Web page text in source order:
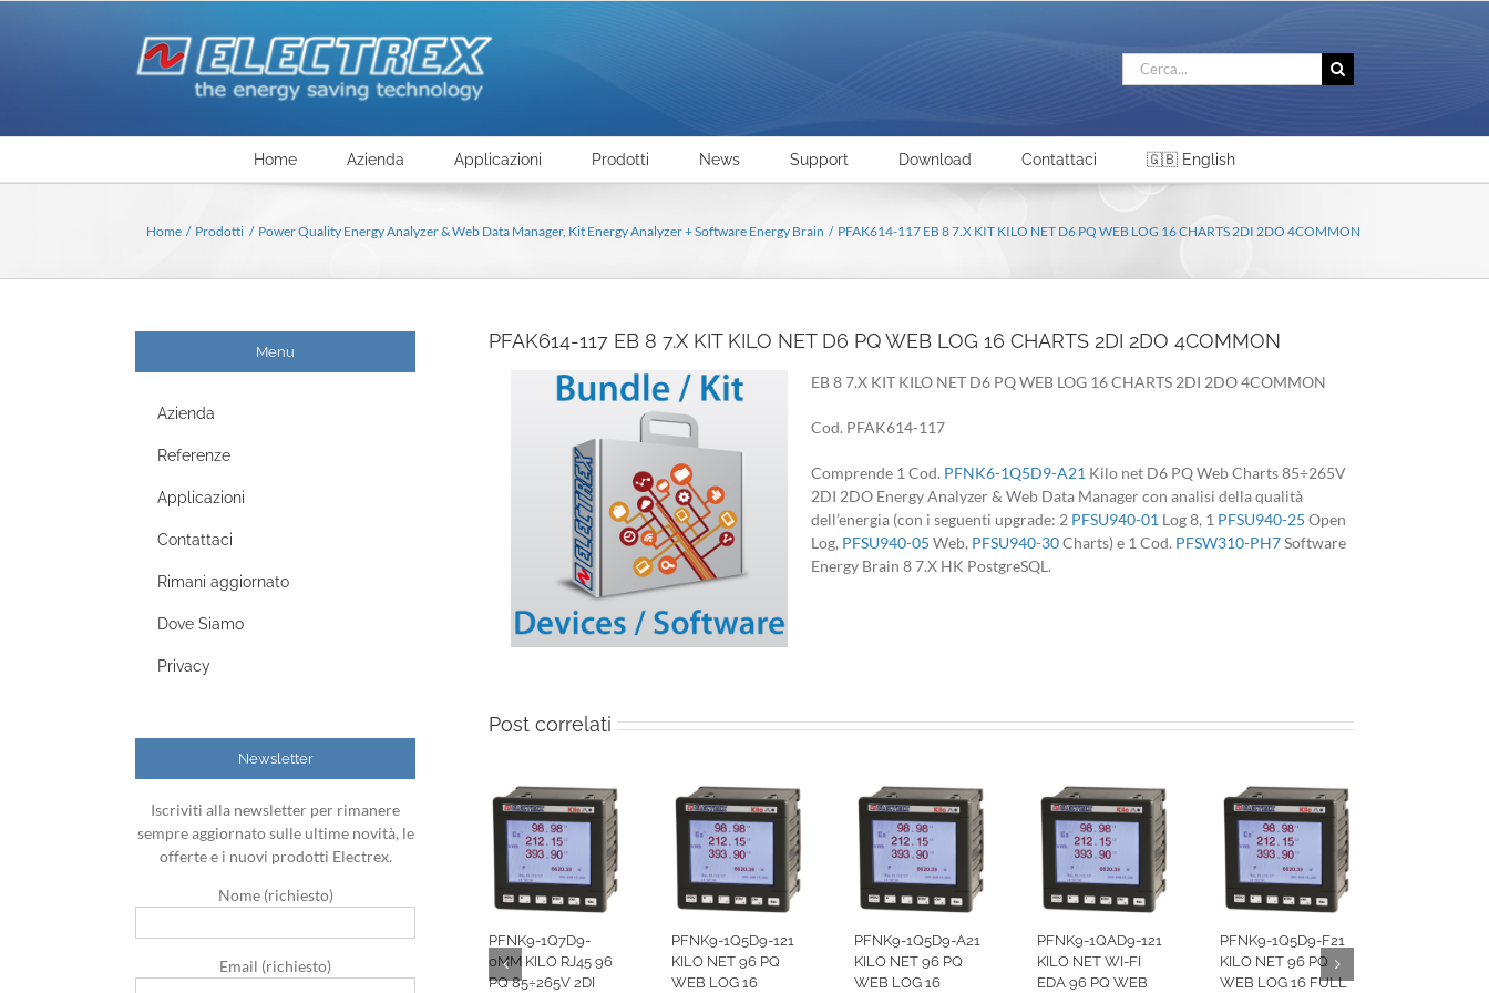
Cerca
per:
Home Azienda Applicazioni Prodotti News Support Download Contattaci 🇬🇧 English
Home Prodotti Power Quality Energy Analyzer & Web Data Manager Kit Energy Analyzer + Software Energy Brain PFAK614-117 EB 8 7.X KIT KILO NET D6 PQ WEB LOG 16 CHARTS 2DI 2DO 4COMMON
PFAK614-117 EB 8 7.X KIT KILO NET D6 PQ WEB LOG 16 CHARTS 2DI 2DO 4COMMON
EB 8 7.X KIT KILO NET D6 PQ WEB LOG 16 CHARTS 2DI 2DO 4COMMON
Cod. PFAK614-117
Comprende 1 Cod. PFNK6-1Q5D9-A21 Kilo net D6 PQ Web Charts 85÷265V
2DI 2DO Energy Analyzer & Web Data Manager con analisi della qualità
dell’energia (con i seguenti upgrade: 2 PFSU940-01 Log 8, 1 PFSU940-25 Open
Log, PFSU940-05 Web, PFSU940-30Charts) e 1 Cod. PFSW310-PH7Software
Energy Brain 8 7.X HK PostgreSQL.
Post correlati
PFNK9-1Q7D9-
0MM KILO RJ45 96
PQ 85÷265V 2DI
PFNK9-1Q5D9-121
KILO NET 96 PQ
WEB LOG 16
PFNK9-1Q5D9-A21
KILO NET 96 PQ
WEB LOG 16
PFNK9-1QAD9-121
KILO NET WI-FI
EDA 96 PQ WEB
PFNK9-1Q5D9-F21
KILO NET 96 PQ
WEB LOG 16 FULL
Menu
Azienda
Referenze
Applicazioni
Contattaci
Rimani aggiornato
Dove Siamo
Privacy
Newsletter
Iscriviti alla newsletter per rimanere
sempre aggiornato sulle ultime novità, le
offerte e i nuovi prodotti Electrex.
Nome (richiesto)
Email (richiesto)